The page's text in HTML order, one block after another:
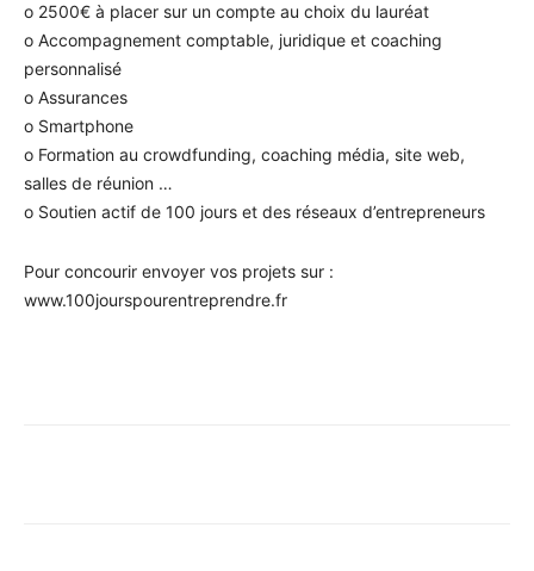
o 2500€ à placer sur un compte au choix du lauréat
o Accompagnement comptable, juridique et coaching
personnalisé
o Assurances
o Smartphone
o Formation au crowdfunding, coaching média, site web,
salles de réunion …
o Soutien actif de 100 jours et des réseaux d’entrepreneurs
Pour concourir envoyer vos projets sur :
www.100jourspourentreprendre.fr